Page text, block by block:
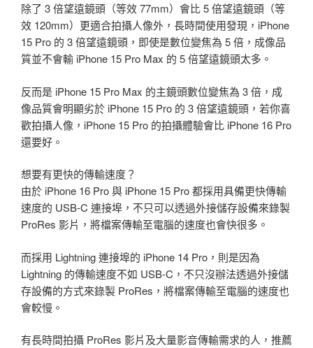
除了 3 倍望遠鏡頭（等效 77mm）會比 5 倍望遠鏡頭（等
效 120mm）更適合拍攝人像外，長時間使用發現，iPhone
15 Pro 的 3 倍望遠鏡頭，即使是數位變焦為 5 倍，成像品
質並不會輸 iPhone 15 Pro Max 的 5 倍望遠鏡頭太多。
反而是 iPhone 15 Pro Max 的主鏡頭數位變焦為 3 倍，成
像品質會明顯劣於 iPhone 15 Pro 的 3 倍望遠鏡頭，若你喜
歡拍攝人像，iPhone 15 Pro 的拍攝體驗會比 iPhone 16 Pro
還要好。
想要有更快的傳輸速度？
由於 iPhone 16 Pro 與 iPhone 15 Pro 都採用具備更快傳輸
速度的 USB-C 連接埠，不只可以透過外接儲存設備來錄製
ProRes 影片，將檔案傳輸至電腦的速度也會快很多。
而採用 Lightning 連接埠的 iPhone 14 Pro，則是因為
Lightning 的傳輸速度不如 USB-C，不只沒辦法透過外接儲
存設備的方式來錄製 ProRes，將檔案傳輸至電腦的速度也
會較慢。
有長時間拍攝 ProRes 影片及大量影音傳輸需求的人，推薦